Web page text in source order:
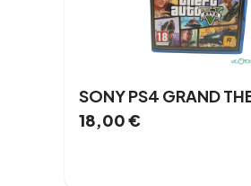
18,00€